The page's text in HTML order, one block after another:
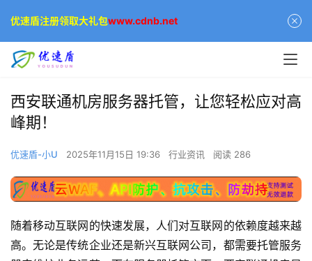
西安联通机房服务器托管，让您轻松应对高
峰期！
优速盾-小U 2025年11月15日 19:36 行业资讯 阅读 286
随着移动互联网的快速发展，人们对互联网的依赖度越来越
高。无论是传统企业还是新兴互联网公司，都需要托管服务
优速盾注册领取大礼包www.cdnb.net